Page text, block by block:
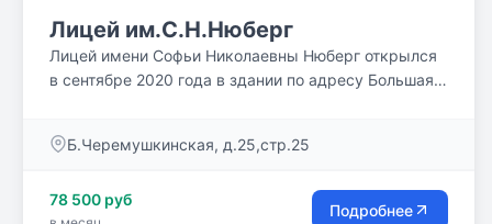
Лицей им.С.Н.Нюберг
Лицей имени Софьи Николаевны Нюберг открылся
в сентябре 2020 года в здании по адресу Большая
появился 4 поток,который стал первым выпуском
потоков.* с сентября 2024 года у нас будет учиться
Б.Черемушкинская, д.25,стр.25
78 500 руб
Подробнее